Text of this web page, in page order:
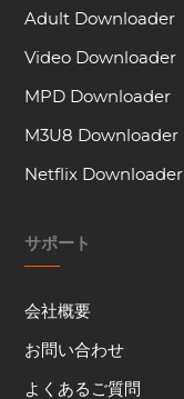
Adult Downloader
Video Downloader
MPD Downloader
M3U8 Downloader
Netflix Downloader
サポート
会社概要
お問い合わせ
よくあるご質問